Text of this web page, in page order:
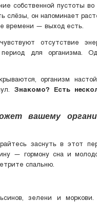
собственной пустоты во
слёзы, он напоминает
времени — выход есть.
отсутствие
для организма.
организм
Знакомо? Есть
вашему
заснуть в этот
— гормону сна и
спальню.
зелени и